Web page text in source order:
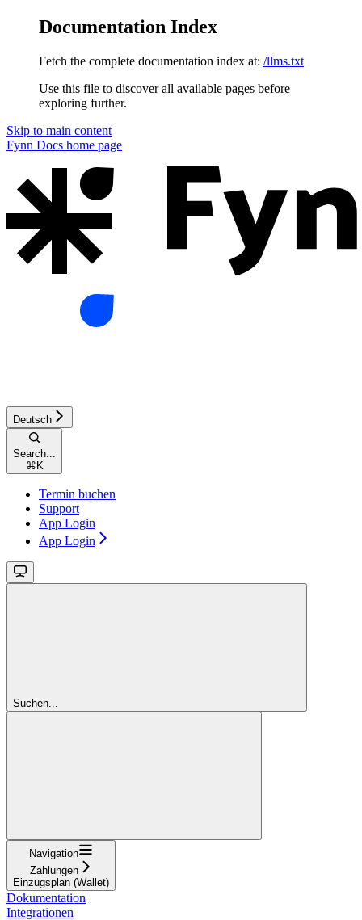
Documentation Index
Fetch the complete documentation index at: /llms.txt
Use this file to discover all available pages before
exploring further.
Skip to main content
Fynn Docs home page
Deutsch
Search...
⌘ K
Termin buchen
Support
App Login
App Login
Suchen...
Navigation
Zahlungen
Einzugsplan (Wallet)
Dokumentation
Integrationen